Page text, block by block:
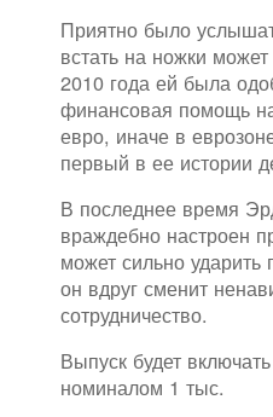
Приятно было
встать на ножки
2010 года ей была
финансовая помощь
евро, иначе в
первый в ее истории
В последнее время
враждебно настроен
может сильно ударить
он вдруг сменит
сотрудничество.
Выпуск будет
номиналом 1 тыс.